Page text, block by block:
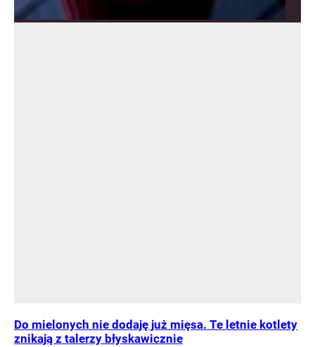
Do mielonych nie dodaję już mięsa. Te letnie kotlety
znikają z talerzy błyskawicznie